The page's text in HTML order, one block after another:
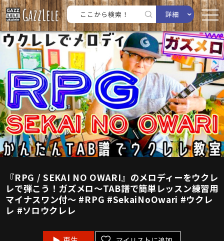
詳細
『RPG / SEKAI NO OWARI』のメロディーをウクレ
レで弾こう！ガズメロ〜TAB譜で簡単レッスン練習用
マイナスワン付〜 #RPG #SekaiNoOwari #ウクレ
レ #ソロウクレレ